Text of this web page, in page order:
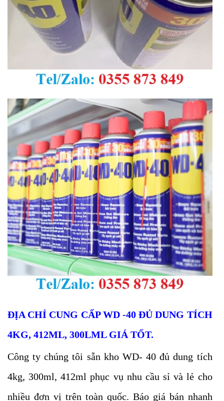
ĐỊACHỈ CUNG CẤPWD -40 ĐỦ DUNG TÍCH
4KG, 412ML, 300LMLGIÁ TỐT.
Công ty chúng tôi sẵn kho WD- 40 đủ dung tích
4kg, 300ml, 412ml phục vụ nhu cầu sỉ và lẻ cho
nhiều đơn vị trên toàn quốc. Báo giá bán nhanh